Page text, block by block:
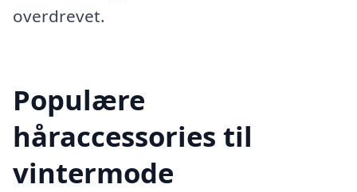
overdrevet.
Populære
håraccessories til
vintermode